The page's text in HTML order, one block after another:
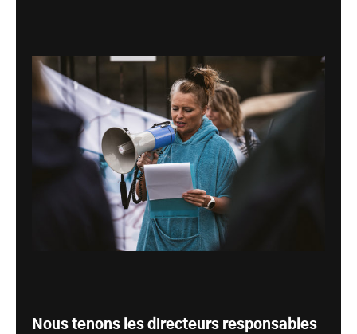
Nous tenons les directeurs responsables